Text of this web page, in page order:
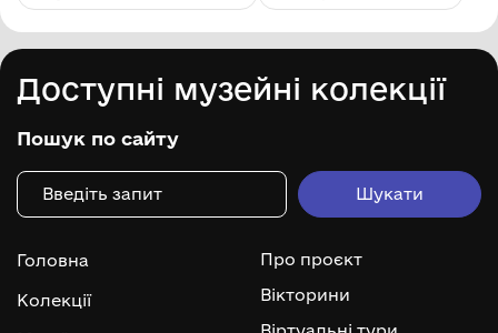
Доступні музейні колекції
Пошук по сайту
Головна
Колекції
Про проєкт
Вікторини